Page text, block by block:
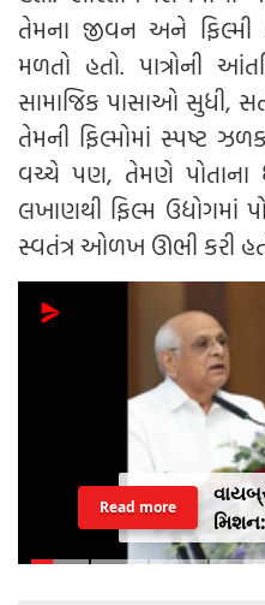
તેમના જીવન અને ફિલ્મી
મળતો હતો. પાત્રોની
સામાજિક પાસાઓ સુધી,
તેમની ફિલ્મોમાં સ્પષ્ટ
વચ્ચે પણ, તેમણે પોતાના
લખાણથી ફિલ્મ
સ્વતંત્ર ઓળખ ઊભી કરી
હર્ષ
Read more